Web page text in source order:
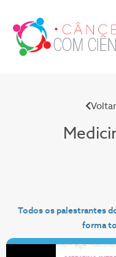
Todos os palestrantes
forma